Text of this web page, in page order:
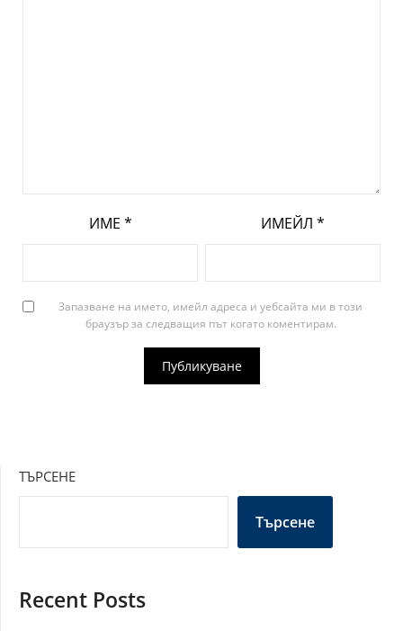
ИМЕ * ИМЕЙЛ *
Запазване на името, имейл адреса и уебсайта ми в този
браузър за следващия път когато коментирам.
ТЪРСЕНЕ
Търсене
Recent Posts